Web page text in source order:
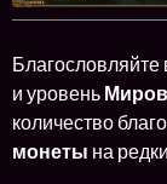
Благословляйте
и уровень
количество
монеты на